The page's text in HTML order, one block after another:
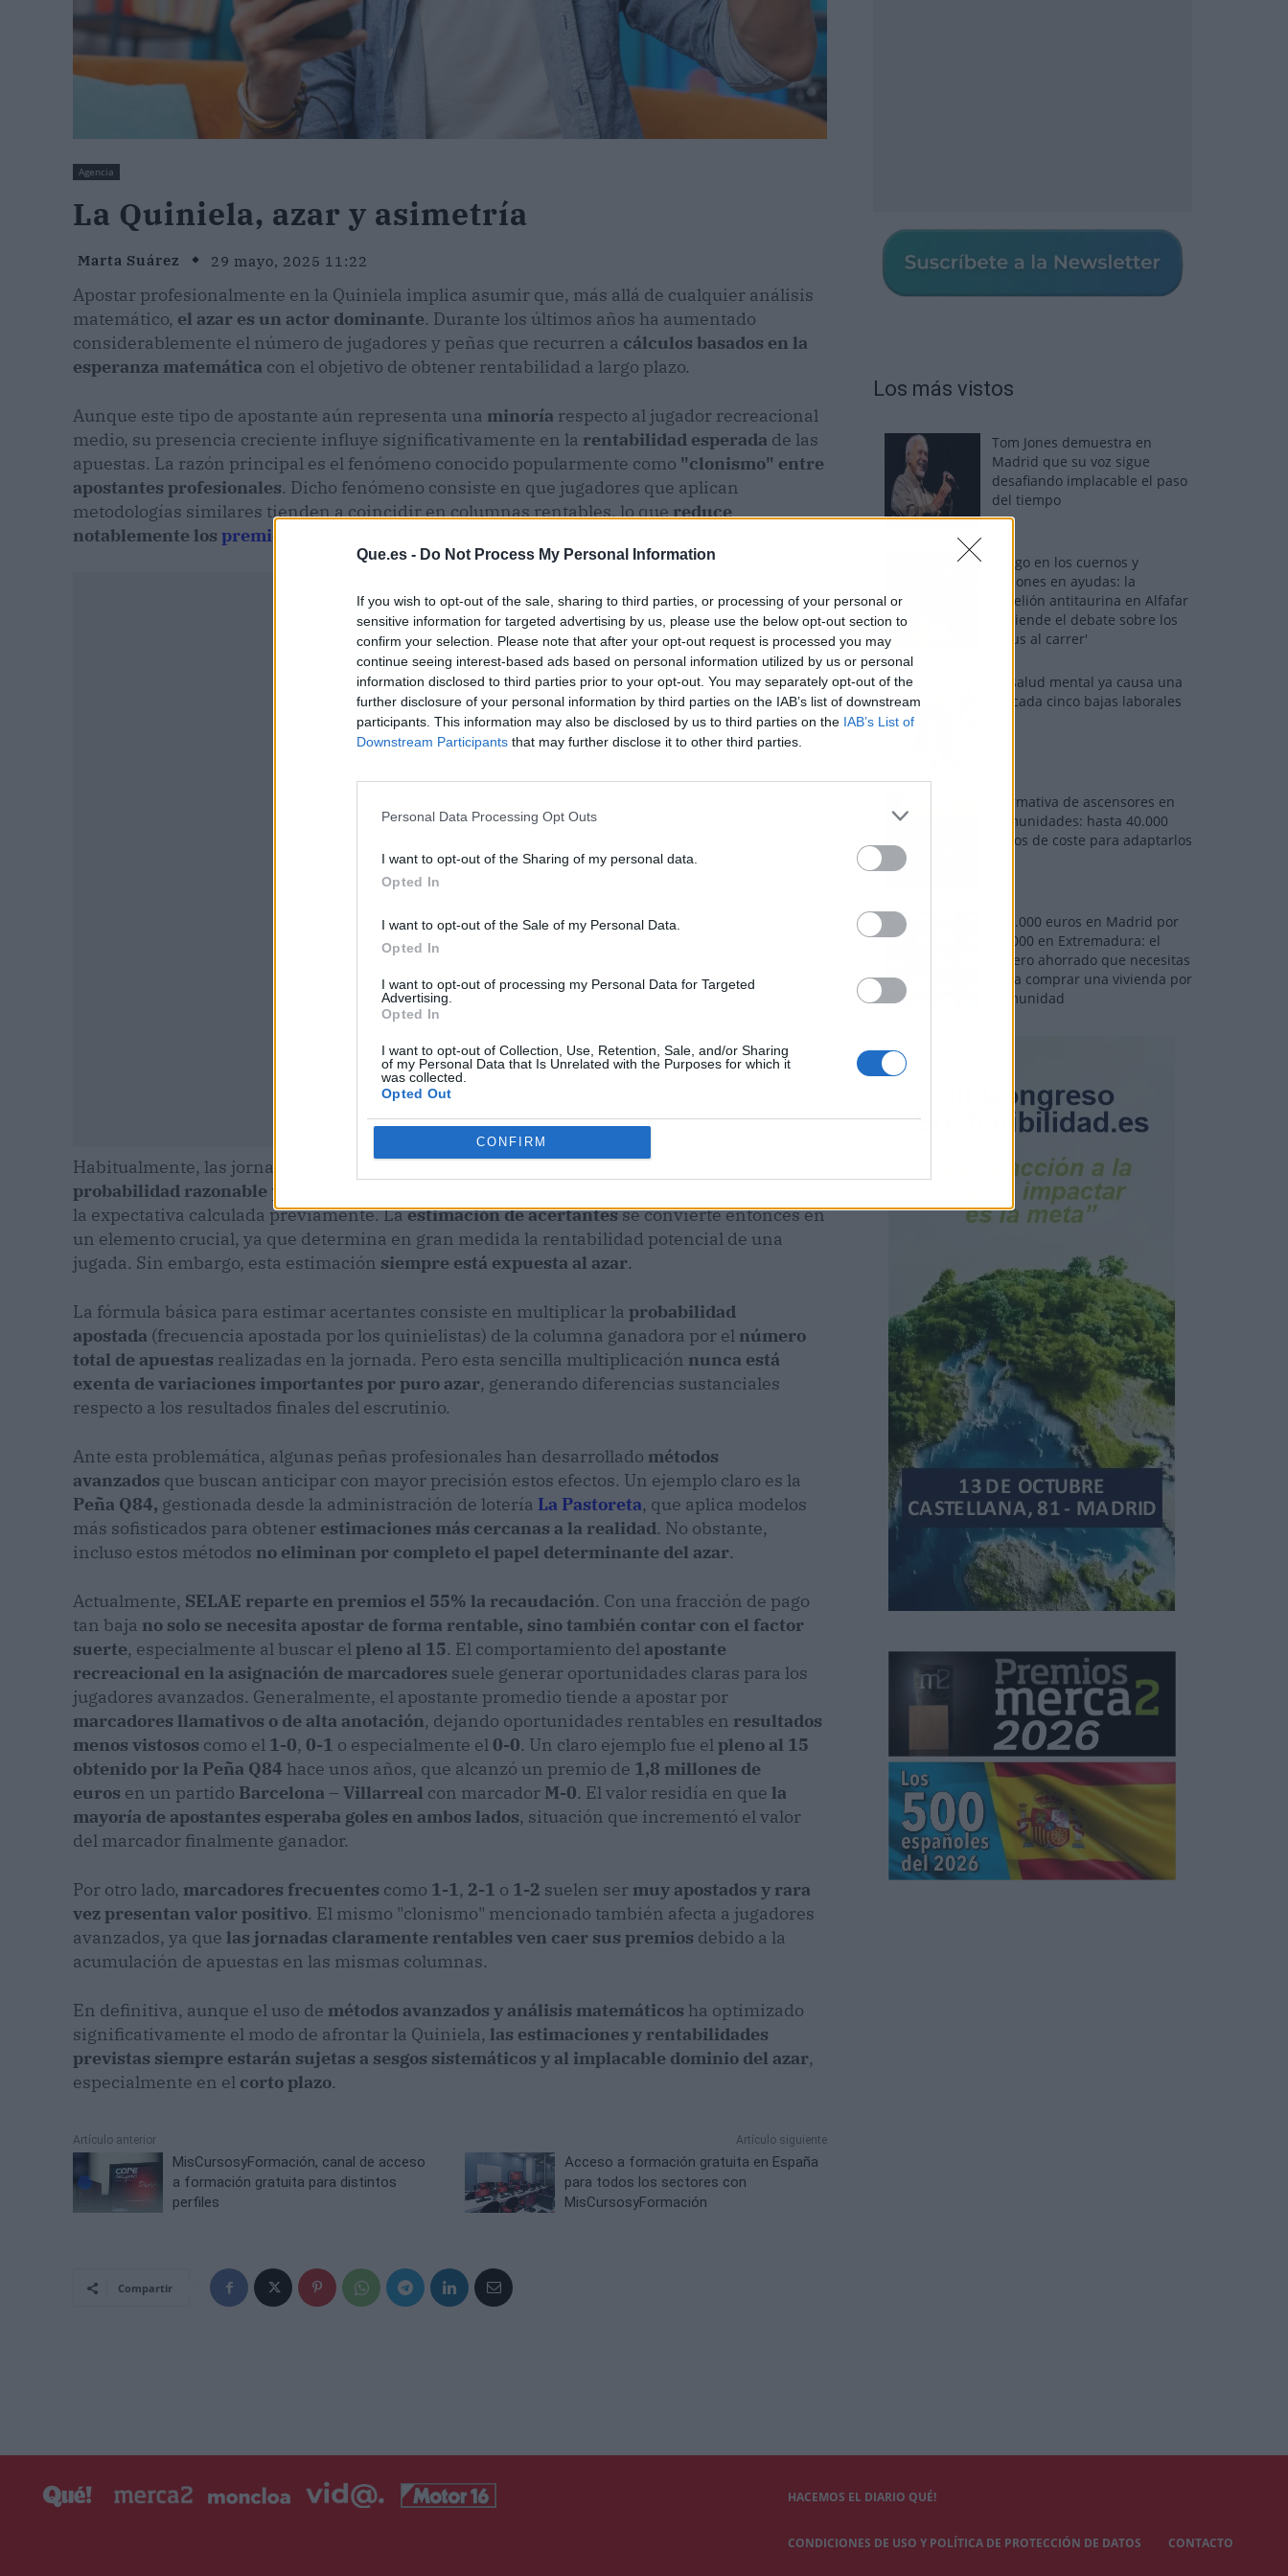
Que.es - Do Not Process My Personal Information
If you wish to opt-out of the sale, sharing to third parties, or processing of your personal or
sensitive information for targeted advertising by us, please use the below opt-out section to
confirm your selection. Please note that after your opt-out request is processed you may
continue seeing interest-based ads based on personal information utilized by us or personal
information disclosed to third parties prior to your opt-out. You may separately opt-out of the
further disclosure of your personal information by third parties on the IAB’s list of downstream
participants. This information may also be disclosed by us to third parties on the IAB’s List of
Downstream Participants that may further disclose it to other third parties.
Personal Data Processing Opt Outs
I want to opt-out of the Sharing of my personal data.
Opted In
I want to opt-out of the Sale of my Personal Data.
Opted In
I want to opt-out of processing my Personal Data for Targeted
Advertising.
Opted In
I want to opt-out of Collection, Use, Retention, Sale, and/or Sharing
of my Personal Data that Is Unrelated with the Purposes for which it
was collected.
Opted Out
CONFIRM
Agencia
La Quiniela, azar y asimetría
Marta Suárez 29 mayo, 2025 11:22
Apostar profesionalmente en la Quiniela implica asumir que, más allá de cualquier análisis
matemático, el azar es un actor dominante. Durante los últimos años ha aumentado
considerablemente el número de jugadores y peñas que recurren a cálculos basados en la
esperanza matemática con el objetivo de obtener rentabilidad a largo plazo.
Aunque este tipo de apostante aún representa una minoría respecto al jugador recreacional
medio, su presencia creciente influye significativamente en la rentabilidad esperada de las
apuestas. La razón principal es el fenómeno conocido popularmente como "clonismo" entre
apostantes profesionales. Dicho fenómeno consiste en que jugadores que aplican
metodologías similares tienden a coincidir en columnas rentables, lo quereduce
notablemente los premios
Publicidad
Habitualmente, las jornadas en las que aparecen columnas conpremios rentables y
probabilidad razonable presentan una
la expectativa calculada previamente. Laestimación de acertantesse convierte entonces en
un elemento crucial, ya que determina en gran medida la rentabilidad potencial de una
jugada. Sin embargo, esta estimación siempre está expuesta al azar.
La fórmula básica para estimar acertantes consiste en multiplicar la probabilidad
apostada (frecuencia apostada por los quinielistas) de la columna ganadora por el número
total de apuestas realizadas en la jornada. Pero esta sencilla multiplicación nunca está
exenta de variaciones importantes por puro azar, generando diferencias sustanciales
respecto a los resultados finales del escrutinio.
Ante esta problemática, algunas peñas profesionales han desarrollado métodos
avanzados que buscan anticipar con mayor precisión estos efectos. Un ejemplo claro es la
Peña Q84, gestionada desde la administración de lotería La Pastoreta, que aplica modelos
más sofisticados para obtener estimaciones más cercanas a la realidad. No obstante,
incluso estos métodos no eliminan por completo el papel determinante del azar.
Actualmente, SELAE reparte en premios el 55% la recaudación. Con una fracción de pago
tan baja no solo se necesita apostar de forma rentable, sino también contar con el factor
suerte, especialmente al buscar elpleno al 15. El comportamiento del apostante
recreacional en la asignación de marcadores suele generar oportunidades claras para los
jugadores avanzados. Generalmente, el apostante promedio tiende a apostar por
marcadores llamativos o de alta anotación, dejando oportunidades rentables en resultados
menos vistosos como el 1-0, 0-1 o especialmente el 0-0. Un claro ejemplo fue elpleno al 15
obtenido por la Peña Q84 hace unos años, que alcanzó un premio de 1,8 millones de
euros en un partido Barcelona – Villarreal con marcador M-0. El valor residía en que la
mayoría de apostantes esperaba goles en ambos lados, situación que incrementó el valor
del marcador finalmente ganador.
Por otro lado, marcadores frecuentes como 1-1, 2-1 o 1-2 suelen ser muy apostados y rara
vez presentan valor positivo. El mismo "clonismo" mencionado también afecta a jugadores
avanzados, ya que las jornadas claramente rentables ven caer sus premios debido a la
acumulación de apuestas en las mismas columnas.
En definitiva, aunque el uso de métodos avanzados y análisis matemáticos ha optimizado
significativamente el modo de afrontar la Quiniela, las estimaciones y rentabilidades
previstas siempre estarán sujetas a sesgos sistemáticos y al implacable dominio del azar,
especialmente en el corto plazo.
Artículo anterior
MisCursosyFormación, canal de acceso
a formación gratuita para distintos
perfiles
Artículo siguiente
Acceso a formación gratuita en España
para todos los sectores con
MisCursosyFormación
Compartir
Los más vistos
Tom Jones demuestra en
Madrid que su voz sigue
desafiando implacable el paso
del tiempo
Fuego en los cuernos y
millones en ayudas: la
rebelión antitaurina en Alfafar
enciende el debate sobre los
'bous al carrer'
La salud mental ya causa una
de cada cinco bajas laborales
Normativa de ascensores en
comunidades: hasta 40.000
euros de coste para adaptarlos
110.000 euros en Madrid por
31.000 en Extremadura: el
dinero ahorrado que necesitas
para comprar una vivienda por
comunidad
HACEMOS EL DIARIO QUÉ!
CONDICIONES DE USO Y POLÍTICA DE PROTECCIÓN DE DATOS CONTACTO